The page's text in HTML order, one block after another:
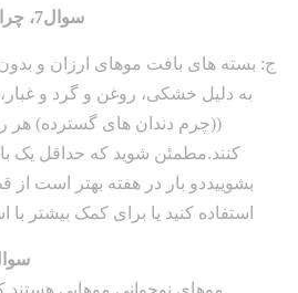
سوال7، چرا موهاي بلندم گيج شده؟
ج: بسته های بافت موهای ارزان و
به دلیل خشکی، روغن و گرد و
((چرم دندان های گسترده) هر
کنند.مطمئن شوید که حداقل یک
بشوییددو بار در هفته بهتر است
استفاده کنید یا برای کمک بیشتر
سوال8، موی
موهای نوجوانی موهایی هستند